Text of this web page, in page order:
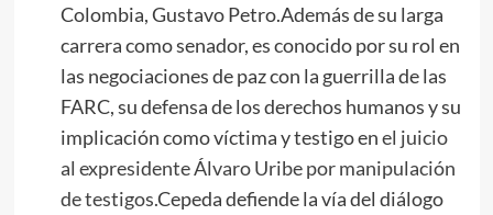
Colombia, Gustavo Petro.Además de su larga
carrera como senador, es conocido por su rol en
las negociaciones de paz con la guerrilla de las
FARC, su defensa de los derechos humanos y su
implicación como víctima y testigo enel juicio
al expresidente Álvaro Uribe por manipulación
de testigos.Cepeda defiende la vía del diálogo